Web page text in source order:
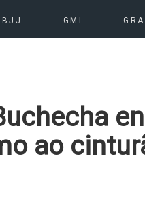
BJJ GMI
ao